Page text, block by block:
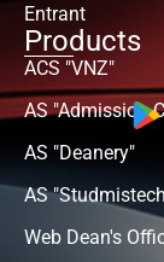
Entrant
Products
ACS "VNZ"
AS "Admission
AS "Deanery"
AS
Web Dean's